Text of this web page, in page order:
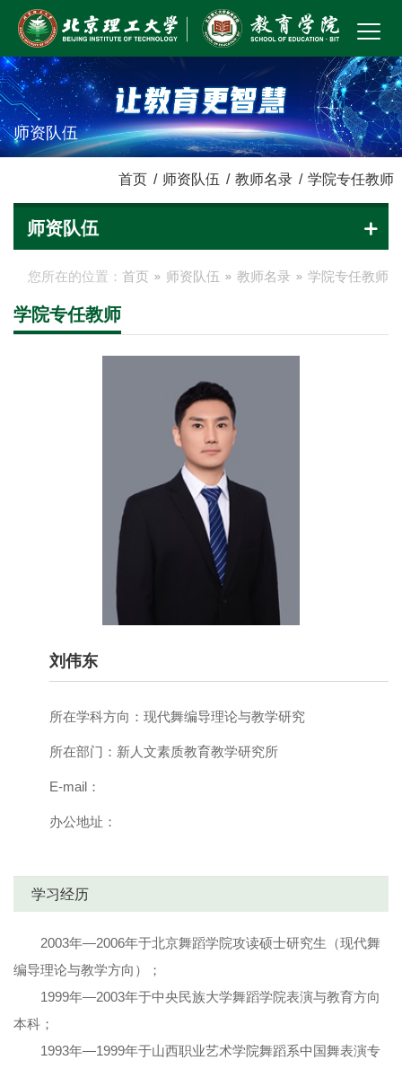
师资队伍
首页 / 师资队伍 / 教师名录 / 学院专任教师
师资队伍
您所在的位置： 首页 师资队伍 教师名录 学院专任教师
学院专任教师
刘伟东
所在学科方向： 现代舞编导理论与教学研究
所在部门： 新人文素质教育教学研究所
E-mail：
办公地址：
学习经历
2003年—2006年于北京舞蹈学院攻读硕士研究生（现代舞
编导理论与教学方向）；
1999年—2003年于中央民族大学舞蹈学院表演与教育方向
本科；
1993年—1999年于山西职业艺术学院舞蹈系中国舞表演专